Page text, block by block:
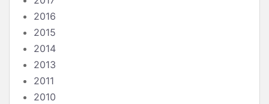
2016
2015
2014
2013
2011
2010